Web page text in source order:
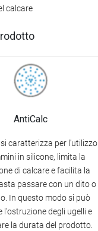
calcare
AntiCalc
caratterizza per l'utilizzo
in silicone, limita la
di calcare e facilita la
passare con un dito o
In questo modo si può
l'ostruzione degli ugelli e
la durata del prodotto.